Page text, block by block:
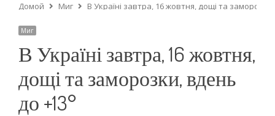
Домой Миг В Україні завтра, 16 жовтня, дощі та
Миг
В Україні завтра, 16 жовтня,
дощі та заморозки, вдень
до +13°